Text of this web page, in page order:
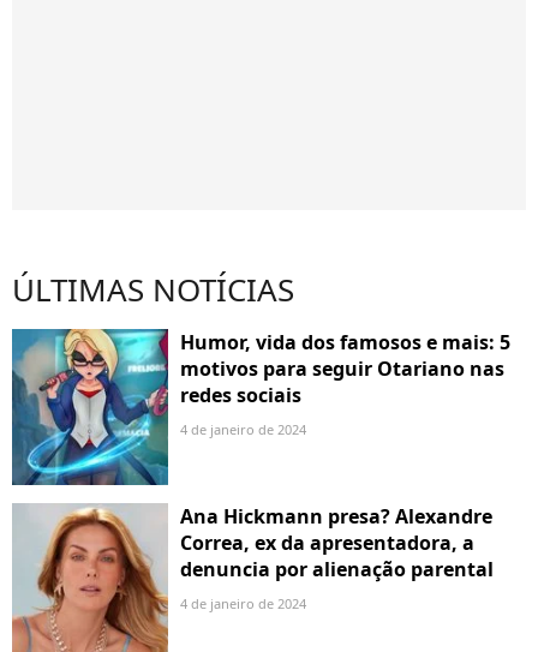
ÚLTIMAS NOTÍCIAS
Humor, vida dos famosos e mais: 5
motivos para seguir Otariano nas
redes sociais
4 de janeiro de 2024
Ana Hickmann presa? Alexandre
Correa, ex da apresentadora, a
denuncia por alienação parental
4 de janeiro de 2024